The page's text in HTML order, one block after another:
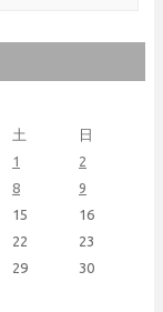
土 日
1
2
8
9
15
16
22
23
29
30